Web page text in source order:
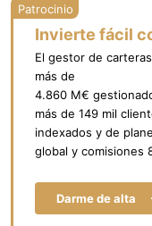
Invierte fácil
El gestor de
más de
4.860 M€
más de 149 mil
indexados y de
global y comisiones
Darme de alta